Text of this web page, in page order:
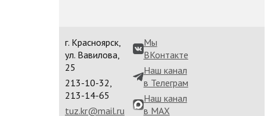
г. Красноярск,
ул. Вавилова,
25
213-10-32,
213-14-65
tuz.kr@mail.ru
Мы
ВКонтакте
Наш канал
в Телеграм
Наш канал
в MAX